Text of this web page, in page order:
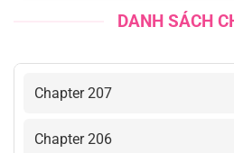
DANH SÁCH
Chapter 207
Chapter 206